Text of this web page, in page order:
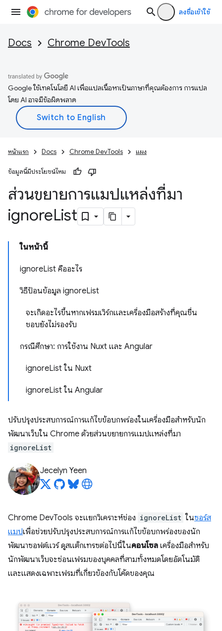
ลงชื่อเข้าใช้
Docs Chrome DevTools
Google ใช้เทคโนโลยี AI เพื่อแปลเนื้อหาเป็นภาษาที่คุณต้องการ การแปล
โดย AI อาจมีข้อผิดพลาด
หน้าแรก Docs Chrome DevTools แผง
ข้อมูลนี้มีประโยชน์ไหม
ส่วนขยายการแมปแหล่งที่มา
ignoreList
ในหน้านี้
ignoreList คืออะไร
วิธีป้อนข้อมูล ignoreList
จะเกิดอะไรขึ้นหากเฟรมเวิร์กและเครื่องมือสร้างที่คุณชื่น
ชอบยังไม่รองรับ
กรณีศึกษา: การใช้งาน Nuxt และ Angular
ignoreList ใน Nuxt
ignoreList ใน Angular
ปรับปรุงประสบการณ์การแก้ไขข้อบกพร่องในเครื่องมือสำหรับนัก
พัฒนาเว็บใน Chrome ด้วยส่วนขยายการแมปแหล่งที่มา
ignoreList
Jecelyn Yeen
Chrome DevTools จะแยกวิเคราะห์ช่อง ignoreList ในซอร์ส
แมปเพื่อช่วยปรับปรุงประสบการณ์การแก้ไขข้อบกพร่องของนัก
พัฒนาซอฟต์แวร์ ดูสแต็กเทรซต่อไปนี้ในคอนโซล เครื่องมือสำหรับ
นักพัฒนาเว็บจะซ่อนเฟรมของบุคคลที่สามทั้งหมดโดยอัตโนมัติ
และแสดงเฉพาะเฟรมที่เกี่ยวข้องกับโค้ดของคุณ